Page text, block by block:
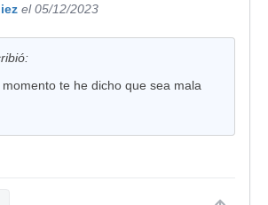
el 05/12/2023
te he dicho que sea mala